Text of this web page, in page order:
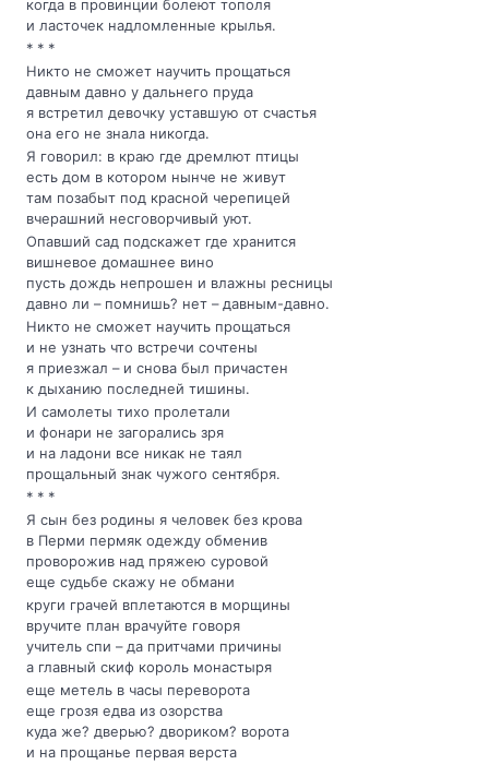
когда в провинции болеют тополя
и ласточек надломленные крылья.
* * *
Никто не сможет научить прощаться
давным давно у дальнего пруда
я встретил девочку уставшую от счастья
она его не знала никогда.
Я говорил: в краю где дремлют птицы
есть дом в котором нынче не живут
там позабыт под красной черепицей
вчерашний несговорчивый уют.
Опавший сад подскажет где хранится
вишневое домашнее вино
пусть дождь непрошен и влажны ресницы
давно ли – помнишь? нет – давным-давно.
Никто не сможет научить прощаться
и не узнать что встречи сочтены
я приезжал – и снова был причастен
к дыханию последней тишины.
И самолеты тихо пролетали
и фонари не загорались зря
и на ладони все никак не таял
прощальный знак чужого сентября.
* * *
Я сын без родины я человек без крова
в Перми пермяк одежду обменив
проворожив над пряжею суровой
еще судьбе скажу не обмани
круги грачей вплетаются в морщины
вручите план врачуйте говоря
учитель спи – да притчами причины
а главный скиф король монастыря
еще метель в часы переворота
еще грозя едва из озорства
куда же? дверью? двориком? ворота
и на прощанье первая верста